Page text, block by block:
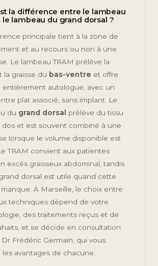
la différence entre le lambeau
le lambeau du grand dorsal ?
principale tient à la zone de
et au recours ou non à une
Le lambeau TRAM prélève la
la graisse du bas-ventre et offre
entièrement autologue, avec un
plat associé, sans implant. Le
du grand dorsal prélève du tissu
dos et est souvent combiné à une
lorsque le volume disponible est
TRAM convient aux patientes
excès graisseux abdominal, tandis
dorsal est utile quand cette
manque. À Marseille, le choix entre
techniques dépend de votre
des traitements reçus et de
et se décide en consultation
Dr Frédéric Germain, qui vous
les avantages de chacune.